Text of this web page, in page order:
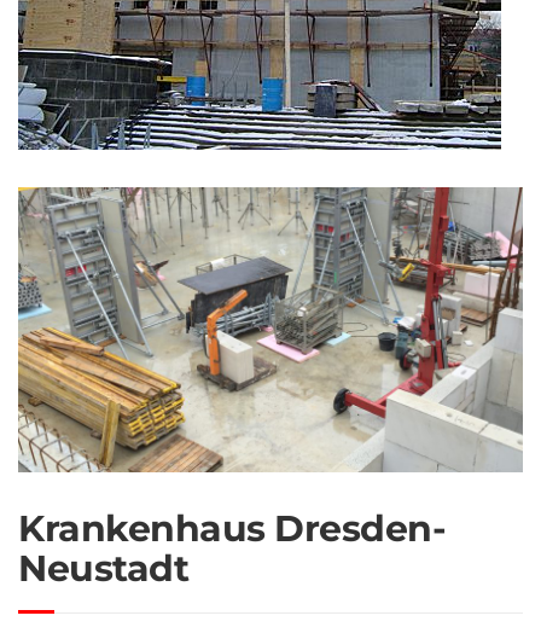
Krankenhaus Dresden-
Neustadt